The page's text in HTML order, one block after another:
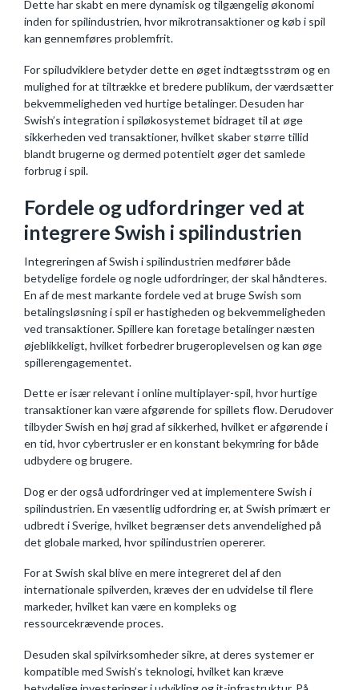
Dette har skabt en mere dynamisk og tilgængelig økonomi
inden for spilindustrien, hvor mikrotransaktioner og køb i spil
kan gennemføres problemfrit.
For spiludviklere betyder dette en øget indtægtsstrøm og en
mulighed for at tiltrække et bredere publikum, der værdsætter
bekvemmeligheden ved hurtige betalinger. Desuden har
Swish’s integration i spiløkosystemet bidraget til at øge
sikkerheden ved transaktioner, hvilket skaber større tillid
blandt brugerne og dermed potentielt øger det samlede
forbrug i spil.
Fordele og udfordringer ved at
integrere Swish i spilindustrien
Integreringen af Swish i spilindustrien medfører både
betydelige fordele og nogle udfordringer, der skal håndteres.
En af de mest markante fordele ved at bruge Swish som
betalingsløsning i spil er hastigheden og bekvemmeligheden
ved transaktioner. Spillere kan foretage betalinger næsten
øjeblikkeligt, hvilket forbedrer brugeroplevelsen og kan øge
spillerengagementet.
Dette er især relevant i online multiplayer-spil, hvor hurtige
transaktioner kan være afgørende for spillets flow. Derudover
tilbyder Swish en høj grad af sikkerhed, hvilket er afgørende i
en tid, hvor cybertrusler er en konstant bekymring for både
udbydere og brugere.
Dog er der også udfordringer ved at implementere Swish i
spilindustrien. En væsentlig udfordring er, at Swish primært er
udbredt i Sverige, hvilket begrænser dets anvendelighed på
det globale marked, hvor spilindustrien opererer.
For at Swish skal blive en mere integreret del af den
internationale spilverden, kræves der en udvidelse til flere
markeder, hvilket kan være en kompleks og
ressourcekrævende proces.
Desuden skal spilvirksomheder sikre, at deres systemer er
kompatible med Swish’s teknologi, hvilket kan kræve